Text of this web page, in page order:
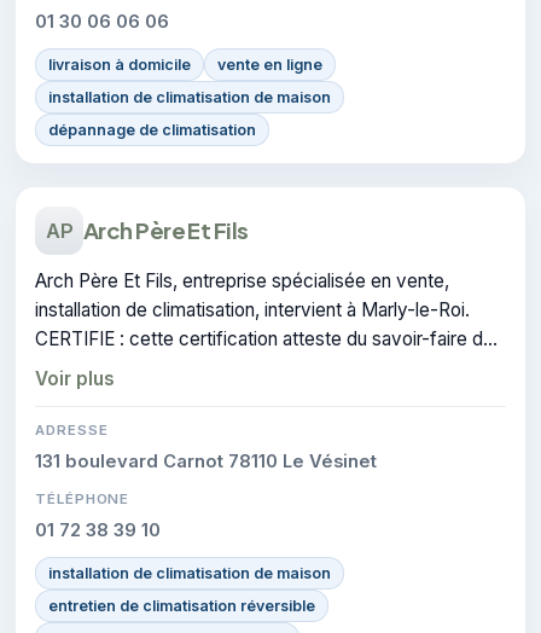
01 30 06 06 06
livraison à domicile
vente en ligne
installation de climatisation de maison
dépannage de climatisation
AP Arch Père Et Fils
Arch Père Et Fils, entreprise spécialisée en vente,
installation de climatisation, intervient à Marly-le-Roi.
CERTIFIE : cette certification atteste du savoir-faire de
l'entreprise.
Voir plus
ADRESSE
131 boulevard Carnot 78110 Le Vésinet
TÉLÉPHONE
01 72 38 39 10
installation de climatisation de maison
entretien de climatisation réversible